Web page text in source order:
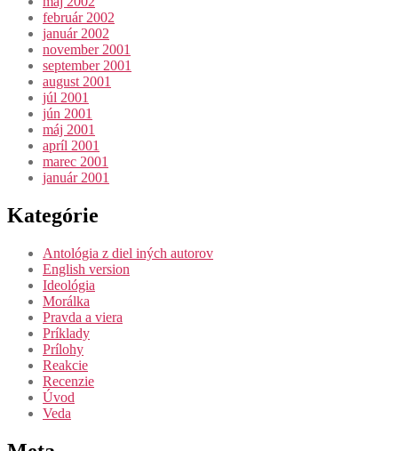
február 2002
január 2002
november 2001
september 2001
august 2001
júl 2001
jún 2001
máj 2001
apríl 2001
marec 2001
január 2001
Kategórie
Antológia z diel iných autorov
English version
Ideológia
Morálka
Pravda a viera
Príklady
Prílohy
Reakcie
Recenzie
Úvod
Veda